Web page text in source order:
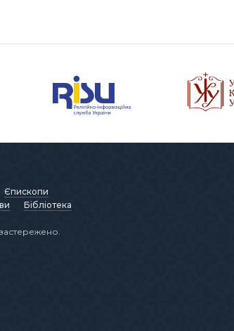
Єпископи
Бібліотека